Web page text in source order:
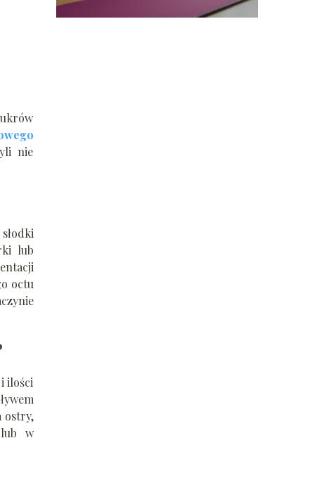
nie
lub
octu
ilości
ostry,
w